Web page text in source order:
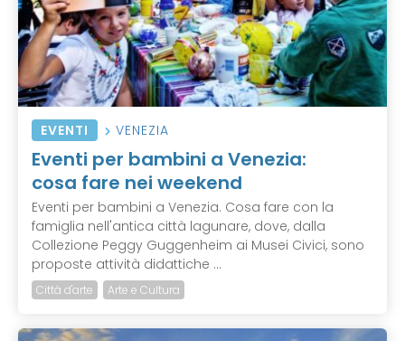
EVENTI VENEZIA
Eventi per bambini a Venezia:
cosa fare nei weekend
Eventi per bambini a Venezia. Cosa fare con la
famiglia nell'antica città lagunare, dove, dalla
Collezione Peggy Guggenheim ai Musei Civici, sono
proposte attività didattiche ...
Città d'arte Arte e Cultura